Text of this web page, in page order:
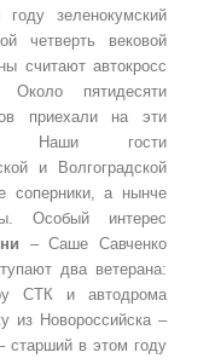
зеленокумский
четверть вековой
считают автокросс
Около пятидесяти
приехали на эти
Наши гости
и Волгоградской
соперники, а нынче
Особый интерес
– Саше Савченко
два ветерана:
СТК и автодрома
из Новороссийска –
старший в этом году